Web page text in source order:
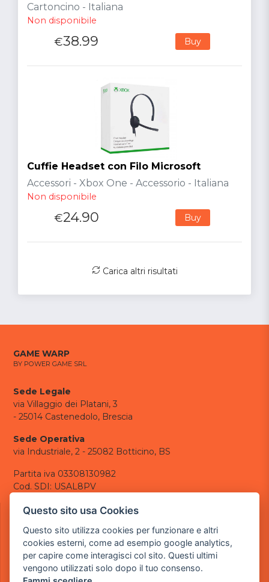
Cartoncino - Italiana
Non disponibile
€38.99 Buy
Cuffie Headset con Filo Microsoft
Accessori - Xbox One - Accessorio - Italiana
Non disponibile
€24.90 Buy
Carica altri risultati
GAME WARP
BY POWER GAME SRL
Sede Legale
via Villaggio dei Platani, 3
- 25014 Castenedolo, Brescia
Sede Operativa
via Industriale, 2 - 25082 Botticino, BS
Partita iva 03308130982
Cod. SDI: USAL8PV
CONTATTI
tel.: +39 030 376 2377
tel.: +39 030 336 6259
pec:powergamesrl@legalmail.it
Questo sito usa Cookies
Questo sito utilizza cookies per funzionare e altri
cookies esterni, come ad esempio google analytics,
per capire come interagisci col sito. Questi ultimi
vengono utilizzati solo dopo il tuo consenso.